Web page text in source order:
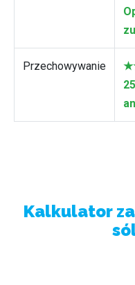
Przechowywanie
Kalkulator